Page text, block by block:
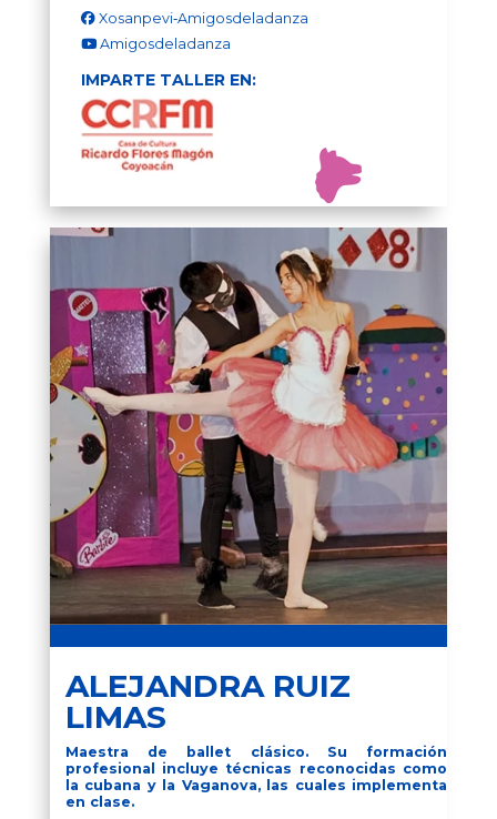
Xosanpevi‑Amigosdeladanza
Amigosdeladanza
IMPARTE TALLER EN:
ALEJANDRA RUIZ
LIMAS
Maestra de ballet clásico. Su formación
profesional incluye técnicas reconocidas como
la cubana y la Vaganova, las cuales implementa
en clase.